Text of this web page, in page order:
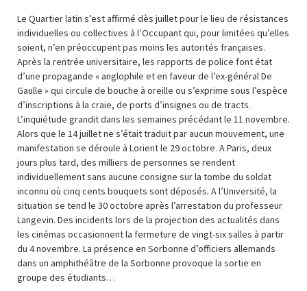
Le Quartier latin s’est affirmé dès juillet pour le lieu de résistances
individuelles ou collectives à l’Occupant qui, pour limitées qu’elles
soient, n’en préoccupent pas moins les autorités françaises.
Après la rentrée universitaire, les rapports de police font état
d’une propagande « anglophile et en faveur de l’ex-général De
Gaulle » qui circule de bouche à oreille ou s’exprime sous l’espèce
d’inscriptions à la craie, de ports d’insignes ou de tracts.
L’inquiétude grandit dans les semaines précédant le 11 novembre.
Alors que le 14 juillet ne s’était traduit par aucun mouvement, une
manifestation se déroule à Lorient le 29 octobre. A Paris, deux
jours plus tard, des milliers de personnes se rendent
individuellement sans aucune consigne sur la tombe du soldat
inconnu où cinq cents bouquets sont déposés. A l’Université, la
situation se tend le 30 octobre après l’arrestation du professeur
Langevin. Des incidents lors de la projection des actualités dans
les cinémas occasionnent la fermeture de vingt-six salles à partir
du 4 novembre. La présence en Sorbonne d’officiers allemands
dans un amphithéâtre de la Sorbonne provoque la sortie en
groupe des étudiants…